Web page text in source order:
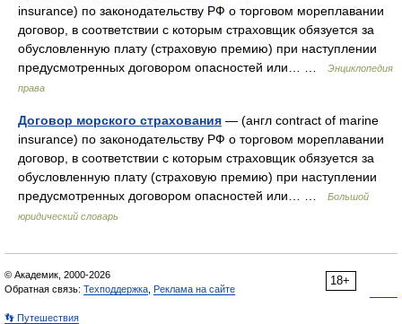
insurance) по законодательству РФ о торговом мореплавании
договор, в соответствии с которым страховщик обязуется за
обусловленную плату (страховую премию) при наступлении
предусмотренных договором опасностей или… …
Энциклопедия
права
Договор морского страхования — (англ contract of marine
insurance) по законодательству РФ о торговом мореплавании
договор, в соответствии с которым страховщик обязуется за
обусловленную плату (страховую премию) при наступлении
предусмотренных договором опасностей или… …
Большой
юридический словарь
18+
© Академик, 2000-2026
Обратная связь: Техподдержка Реклама на сайте
👣 Путешествия